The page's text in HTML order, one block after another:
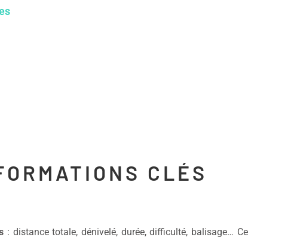
CLÉS
: distance totale, dénivelé, durée, difficulté, balisage… Ce